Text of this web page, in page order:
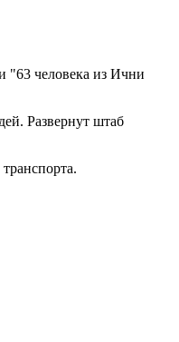
"63 человека из Ични
Развернут штаб